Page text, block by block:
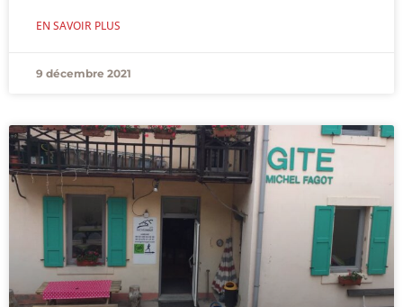
EN SAVOIR PLUS
9 décembre 2021